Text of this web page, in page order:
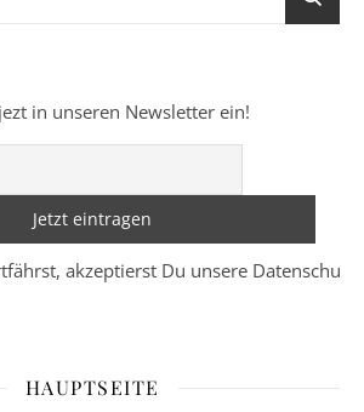
in unseren Newsletter ein!
akzeptierst Du unsere
HAUPTSEITE